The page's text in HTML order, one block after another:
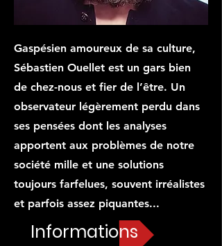
Gaspésien amoureux de sa culture,
Sébastien Ouellet est un gars bien
de chez-nous et fier de l’être. Un
observateur légèrement perdu dans
ses pensées dont les analyses
apportent aux problèmes de notre
société mille et une solutions
toujours farfelues, souvent irréalistes
et parfois assez piquantes...
Informations